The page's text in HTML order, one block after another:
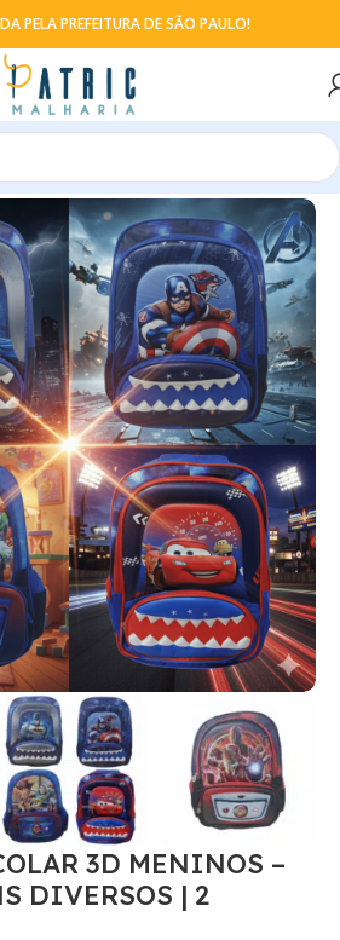
PELA PREFEITURA DE SÃO PAULO!
3D MENINOS –
DIVERSOS | 2